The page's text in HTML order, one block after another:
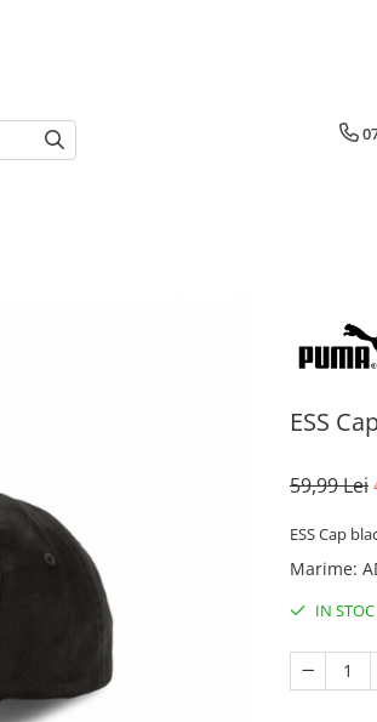
ESS
59,99 Lei
ESS Cap
Marime:
IN STOC